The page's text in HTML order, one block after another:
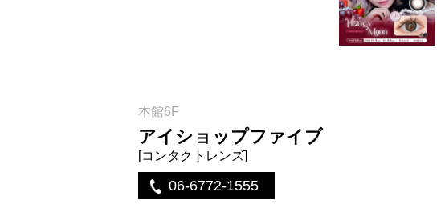
本館6F
アイショップファイブ
[コンタクトレンズ]
06-6772-1555